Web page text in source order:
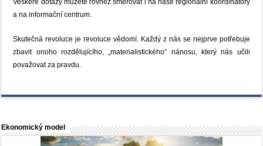
Veškeré dotazy můžete rovněž směřovat i na naše regionální koordinátory
a na informační centrum.
Skutečná revoluce je revoluce vědomí. Každý z nás se nejprve potřebuje
zbavit onoho rozdělujícího, „materialistického“ nánosu, který nás učili
považovat za pravdu.
Ekonomický model